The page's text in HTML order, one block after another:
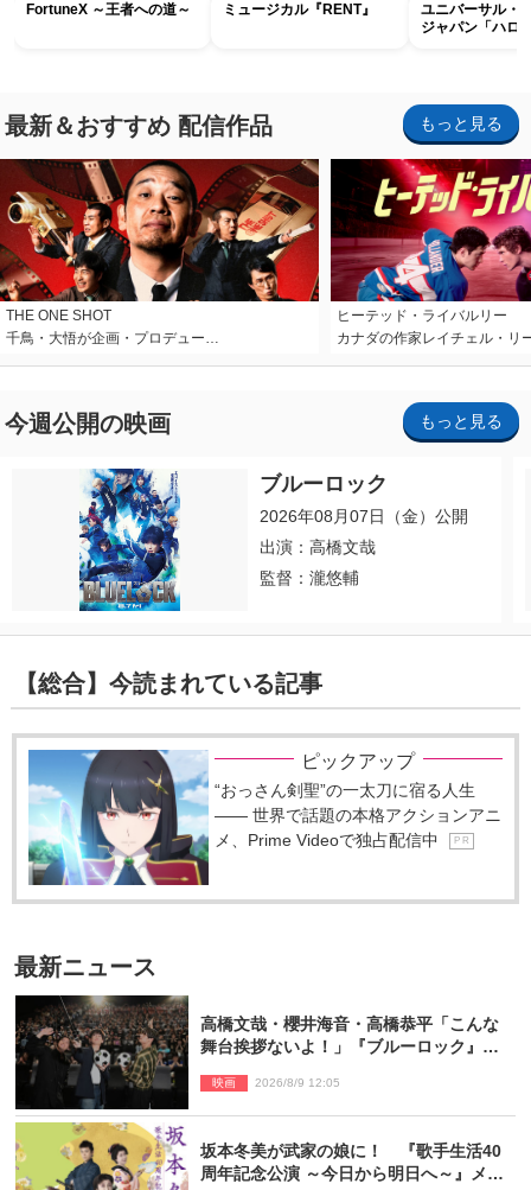
FortuneX ～王者への道～ ミュージカル『RENT』
ユニバーサル・
ジャパン「ハロ
最新＆おすすめ 配信作品 もっと見る
THE ONE SHOT
千鳥・大悟が企画・プロデュー…
ヒーテッド・ライバルリー
カナダの作家レイチェル・リ
今週公開の映画 もっと見る
ブルーロック
2026年08月07日（金）公開
出演：高橋文哉
監督：瀧悠輔
【総合】今読まれている記事
ピックアップ
“おっさん剣聖”の一太刀に宿る人生
―― 世界で話題の本格アクションアニ
メ、Prime Videoで独占配信中
P R
最新ニュース
高橋文哉・櫻井海音・高橋恭平「こんな
舞台挨拶ないよ！」『ブルーロック』自
映画 2026/8/9 12:05
坂本冬美が武家の娘に！ 『歌手生活40
周年記念公演 ～今日から明日へ～』メイ